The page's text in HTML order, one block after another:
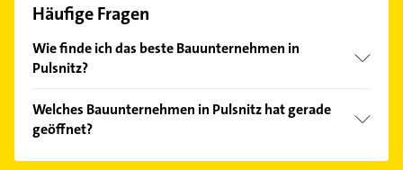
Häufige Fragen
Wie finde ich das beste Bauunternehmen in
Pulsnitz?
Kundenmeinungen und profitieren Sie von den
Empfehlungen. Die Suchergebnisse können Sie sich
einfach nachBewertungensortiert anzeigen lassen.
Welches Bauunternehmen in Pulsnitz hat gerade
geöffnet?
Im Anbieter-Bereich finden Sie alleÖffnungszeiten.